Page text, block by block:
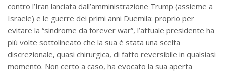
contro l’Iran lanciata dall’amministrazione Trump (assieme a
Israele) e le guerre dei primi anni Duemila: proprio per
evitare la “sindrome da forever war”, l’attuale presidente ha
più volte sottolineato che la sua è stata una scelta
discrezionale, quasi chirurgica, di fatto reversibile in qualsiasi
momento. Non certo a caso, ha evocato la sua aperta